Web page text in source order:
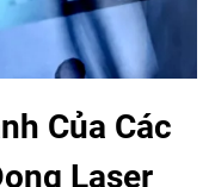
Của Các
Laser